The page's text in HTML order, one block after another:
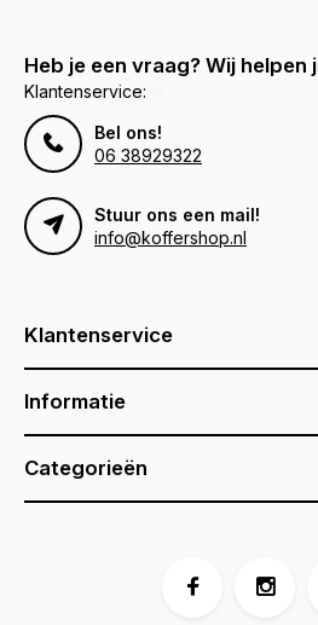
Heb je een vraag? Wij helpen
Klantenservice:
Bel ons!
06 38929322
Stuur ons een mail!
info@koffershop.nl
Klantenservice
Informatie
Categorieën